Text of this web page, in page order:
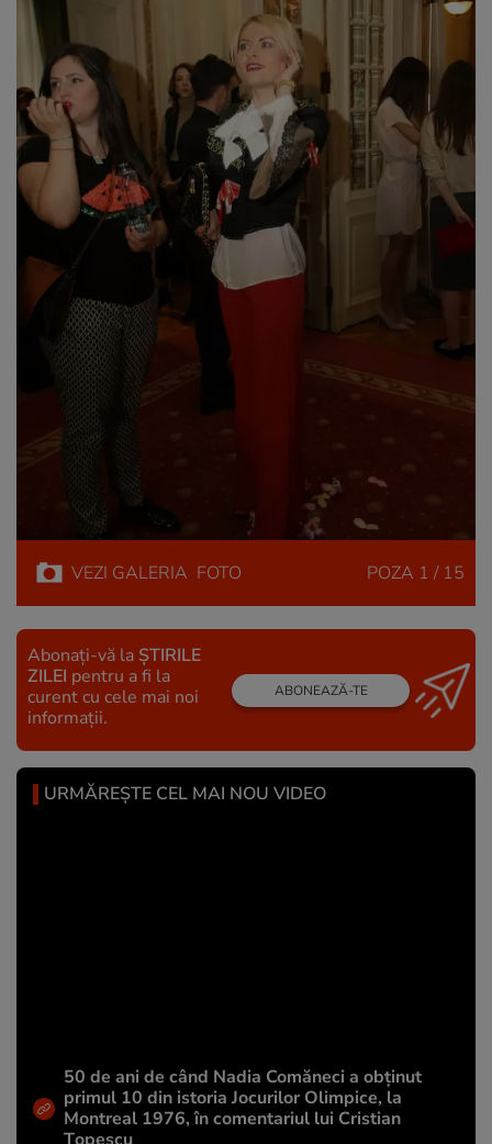
VEZI GALERIA FOTO POZA 1 / 15
Abonați-vă la ȘTIRILE
ZILEI pentru a fi la
curent cu cele mai noi
informații.
ABONEAZĂ-TE
URMĂREȘTE CEL MAI NOU VIDEO
50 de ani de când Nadia Comăneci a obţinut
primul 10 din istoria Jocurilor Olimpice, la
Montreal 1976, în comentariul lui Cristian